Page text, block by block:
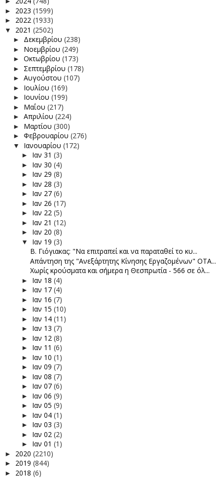
► 2023 (1599)
► 2022 (1933)
▼ 2021 (2502)
► Δεκεμβρίου (238)
► Νοεμβρίου (249)
► Οκτωβρίου (173)
► Σεπτεμβρίου (178)
► Αυγούστου (107)
► Ιουλίου (169)
► Ιουνίου (199)
► Μαΐου (217)
► Απριλίου (224)
► Μαρτίου (300)
► Φεβρουαρίου (276)
▼ Ιανουαρίου (172)
► Ιαν 31 (3)
► Ιαν 30 (4)
► Ιαν 29 (8)
► Ιαν 28 (3)
► Ιαν 27 (6)
► Ιαν 26 (17)
► Ιαν 22 (5)
► Ιαν 21 (12)
► Ιαν 20 (8)
▼ Ιαν 19 (3)
Β. Γιόγιακας: "Να επιτραπεί και να παραταθεί το κυ...
Απάντηση της "Ανεξάρτητης Κίνησης Εργαζομένων" ΟΤΑ...
Χωρίς κρούσματα και σήμερα η Θεσπρωτία - 566 σε όλ...
► Ιαν 18 (4)
► Ιαν 17 (4)
► Ιαν 16 (7)
► Ιαν 15 (10)
► Ιαν 14 (11)
► Ιαν 13 (7)
► Ιαν 12 (8)
► Ιαν 11 (6)
► Ιαν 10 (1)
► Ιαν 09 (7)
► Ιαν 08 (7)
► Ιαν 07 (6)
► Ιαν 06 (9)
► Ιαν 05 (9)
► Ιαν 04 (1)
► Ιαν 03 (3)
► Ιαν 02 (2)
► Ιαν 01 (1)
► 2020 (2210)
► 2019 (844)
► 2018 (6)